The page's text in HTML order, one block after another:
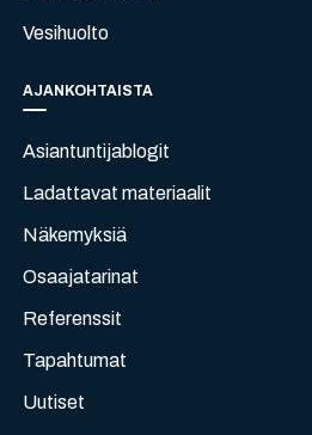
Vesihuolto
AJANKOHTAISTA
Asiantuntijablogit
Ladattavat materiaalit
Näkemyksiä
Osaajatarinat
Referenssit
Tapahtumat
Uutiset